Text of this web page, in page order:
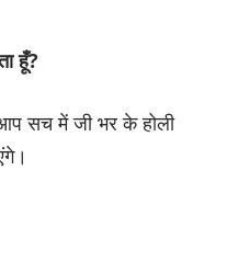
हूँ?
सच में जी भर के होली